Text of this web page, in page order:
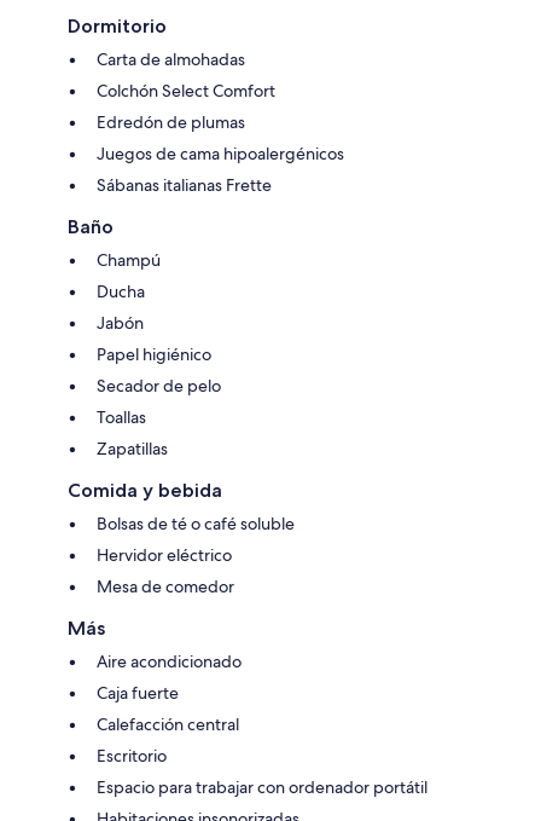
Dormitorio
Carta de almohadas
Colchón Select Comfort
Edredón de plumas
Juegos de cama hipoalergénicos
Sábanas italianas Frette
Baño
Champú
Ducha
Jabón
Papel higiénico
Secador de pelo
Toallas
Zapatillas
Comida y bebida
Bolsas de té o café soluble
Hervidor eléctrico
Mesa de comedor
Más
Aire acondicionado
Caja fuerte
Calefacción central
Escritorio
Espacio para trabajar con ordenador portátil